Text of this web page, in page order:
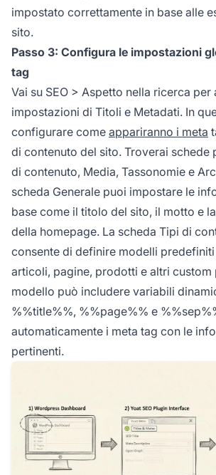
impostato correttamente in base alle
sito.
Passo 3: Configura le impostazioni
tag
Vai su SEO > Aspetto nella ricerca per
impostazioni di Titoli e Metadati. In
configurare come appariranno i meta
di contenuto del sito. Troverai schede
di contenuto, Media, Tassonomie e
scheda Generale puoi impostare le
base come il titolo del sito, il motto e
della homepage. La scheda Tipi di
consente di definire modelli
articoli, pagine, prodotti e altri custom
modello può includere variabili
%%title%%, %%page%% e
automaticamente i meta tag con le
pertinenti.